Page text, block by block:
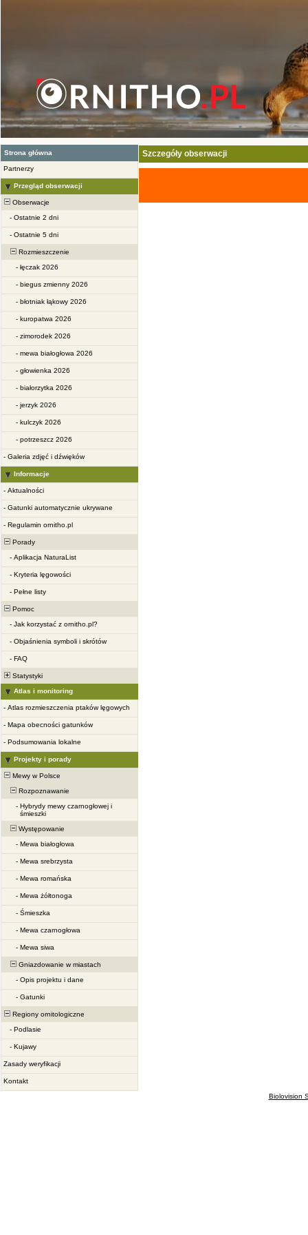
Strona główna
Partnerzy
Przegląd obserwacji
Obserwacje
- Ostatnie 2 dni
- Ostatnie 5 dni
Rozmieszczenie
- łęczak 2026
- biegus zmienny 2026
- błotniak łąkowy 2026
- kuropatwa 2026
- zimorodek 2026
- mewa białogłowa 2026
- głowienka 2026
- białorzytka 2026
- jerzyk 2026
- kulczyk 2026
- potrzeszcz 2026
- Galeria zdjęć i dźwięków
Informacje
- Aktualności
- Gatunki automatycznie ukrywane
- Regulamin ornitho.pl
Porady
- Aplikacja NaturaList
- Kryteria lęgowości
- Pełne listy
Pomoc
- Jak korzystać z ornitho.pl?
- Objaśnienia symboli i skrótów
- FAQ
Statystyki
Atlas i monitoring
- Atlas rozmieszczenia ptaków lęgowych
- Mapa obecności gatunków
- Podsumowania lokalne
Projekty i porady
Mewy w Polsce
Rozpoznawanie
- Hybrydy mewy czarnogłowej i
śmieszki
Występowanie
- Mewa białogłowa
- Mewa srebrzysta
- Mewa romańska
- Mewa żółtonoga
- Śmieszka
- Mewa czarnogłowa
- Mewa siwa
Gniazdowanie w miastach
- Opis projektu i dane
- Gatunki
Regiony ornitologiczne
- Podlasie
- Kujawy
Zasady weryfikacji
Kontakt
Szczegóły obserwacji
Biolovision